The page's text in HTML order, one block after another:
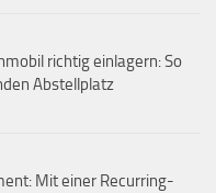
richtig einlagern: So
Abstellplatz
Mit einer Recurring-